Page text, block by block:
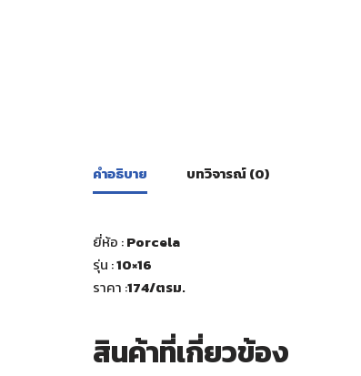
คำอธิบาย บทวิจารณ์ (0)
ยี่ห้อ :Porcela
รุ่น :10×16
ราคา :174/ตรม.
สินค้าที่เกี่ยวข้อง